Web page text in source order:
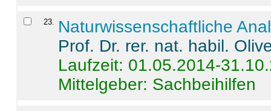
23. Naturwissenschaftliche
Prof. Dr. rer. nat. habil.
Laufzeit: 01.05.2014-
Mittelgeber: Sachbeihilfen